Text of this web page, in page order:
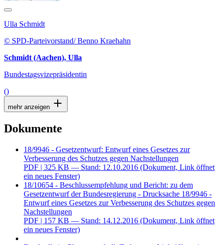
Ulla Schmidt
© SPD-Parteivorstand/ Benno Kraehahn
Schmidt (Aachen), Ulla
Bundestagsvizepräsidentin
()
mehr anzeigen
Dokumente
18/9946 - Gesetzentwurf: Entwurf eines Gesetzes zur
Verbesserung des Schutzes gegen Nachstellungen
PDF | 325 KB — Stand: 12.10.2016 (Dokument, Link öffnet
ein neues Fenster)
18/10654 - Beschlussempfehlung und Bericht: zu dem
Gesetzentwurf der Bundesregierung - Drucksache 18/9946 -
Entwurf eines Gesetzes zur Verbesserung des Schutzes gegen
Nachstellungen
PDF | 157 KB — Stand: 14.12.2016 (Dokument, Link öffnet
ein neues Fenster)